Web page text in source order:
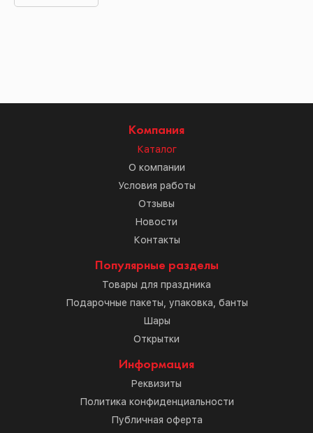
Компания
Каталог
О компании
Условия работы
Отзывы
Новости
Контакты
Популярные разделы
Товары для праздника
Подарочные пакеты, упаковка, банты
Шары
Открытки
Информация
Реквизиты
Политика конфиденциальности
Публичная оферта